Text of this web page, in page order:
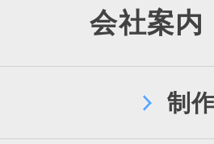
会社案内
制